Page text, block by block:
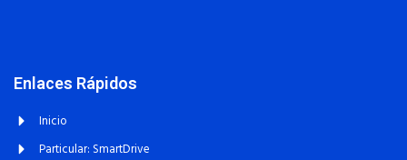
Enlaces Rápidos
Inicio
Particular: SmartDrive